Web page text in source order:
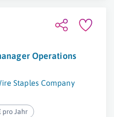
Operations
Staples Company
pro Jahr